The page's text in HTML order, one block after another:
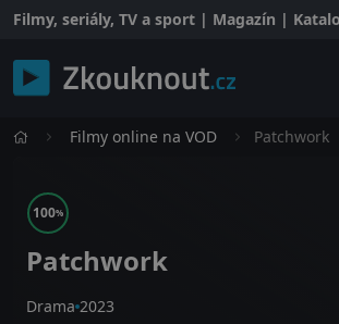
Filmy, seriály, TV a sport | Magazín |
Filmy online na VOD Patchwork
100%
Patchwork
Drama 2023